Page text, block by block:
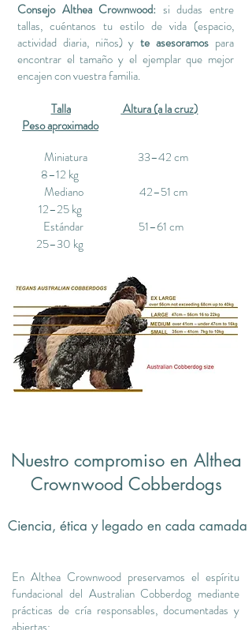
Consejo Althea Crownwood: si dudas entre
tallas, cuéntanos tu estilo de vida (espacio,
actividad diaria, niños) yte asesoramos para
encontrar el tamaño y el ejemplar que mejor
encajen con vuestra familia.
Talla
Altura (a la cruz)
Peso aproximado
Miniatura 33–42 cm
8–12 kg
Mediano 42–51 cm
12–25 kg
Estándar 51–61 cm
25–30 kg
Nuestro compromiso en Althea
Crownwood Cobberdogs
Ciencia, ética y legado en cada camada
En Althea Crownwood preservamos el espíritu
fundacional del Australian Cobberdog mediante
prácticas de cría responsables, documentadas y